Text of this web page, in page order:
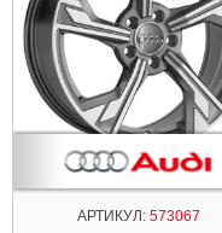
АРТИКУЛ:573067